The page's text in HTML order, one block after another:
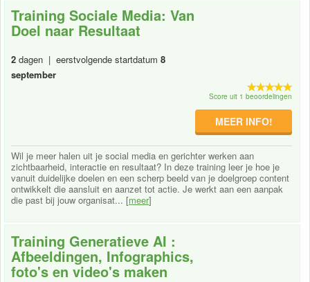
Training Sociale Media: Van
Doel naar Resultaat
2 dagen | eerstvolgende startdatum 8
september
Score uit 1 beoordelingen
MEER INFO!
Wil je meer halen uit je social media en gerichter werken aan
zichtbaarheid, interactie en resultaat? In deze training leer je hoe je
vanuit duidelijke doelen en een scherp beeld van je doelgroep content
ontwikkelt die aansluit en aanzet tot actie. Je werkt aan een aanpak
die past bij jouw organisat... [meer]
Training Generatieve AI :
Afbeeldingen, Infographics,
foto's en video's maken